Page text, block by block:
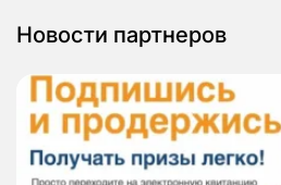
Новости партнеров